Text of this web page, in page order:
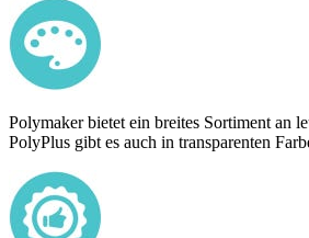
Polymaker bietet ein breites Sortiment an
PolyPlus gibt es auch in transparenten